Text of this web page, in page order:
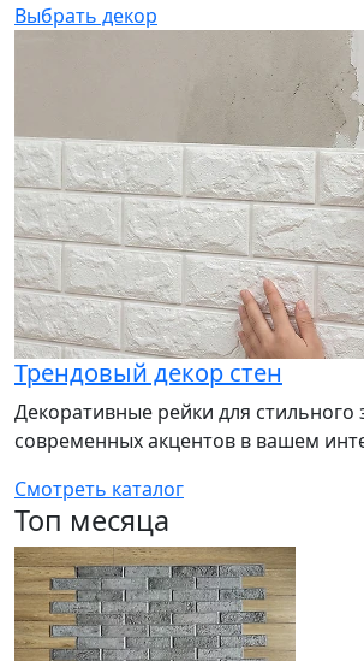
Выбрать декор
Трендовый декор стен
Декоративные рейки для стильного
современных акцентов в вашем
Смотреть каталог
Топ месяца